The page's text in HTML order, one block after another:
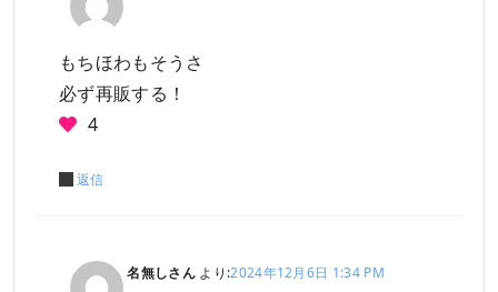
もちほわもそうさ
必ず再販する！
4
返信
名無しさん より:2024年12月6日 1:34 PM